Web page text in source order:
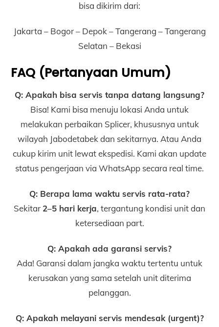
bisa dikirim dari:
Jakarta – Bogor – Depok – Tangerang – Tangerang
Selatan – Bekasi
FAQ (Pertanyaan Umum)
Q: Apakah bisa servis tanpa datang langsung?
Bisa! Kami bisa menuju lokasi Anda untuk
melakukan perbaikan Splicer, khususnya untuk
wilayah Jabodetabek dan sekitarnya. Atau Anda
cukup kirim unit lewat ekspedisi. Kami akan update
status pengerjaan via WhatsApp secara real time.
Q: Berapa lama waktu servis rata-rata?
Sekitar 2–5 hari kerja, tergantung kondisi unit dan
ketersediaan part.
Q: Apakah ada garansi servis?
Ada! Garansi dalam jangka waktu tertentu untuk
kerusakan yang sama setelah unit diterima
pelanggan.
Q: Apakah melayani servis mendesak (urgent)?